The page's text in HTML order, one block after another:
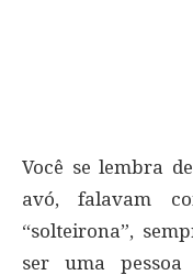
Você se lembra
avó, falavam
“solteirona”,
ser uma